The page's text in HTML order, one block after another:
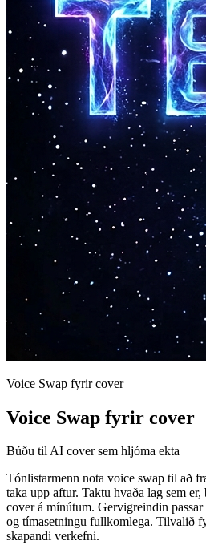
Voice Swap fyrir cover
Voice Swap fyrir cover
Búðu til AI cover sem hljóma ekta
Tónlistarmenn nota voice swap til að
taka upp aftur. Taktu hvaða lag sem
cover á mínútum. Gervigreindin
og tímasetningu fullkomlega. Tilvalið
skapandi verkefni.